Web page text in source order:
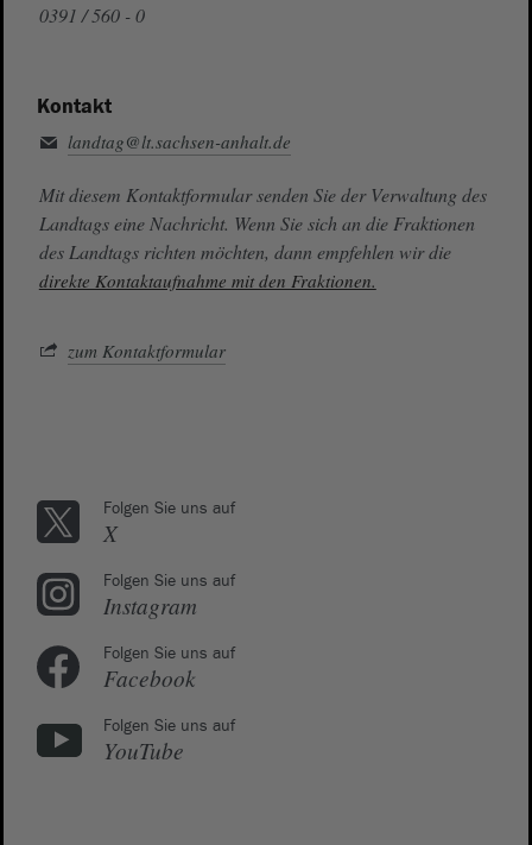
0391 / 560 - 0
Kontakt
landtag@lt.sachsen-anhalt.de
Mit diesem Kontaktformular senden Sie der Verwaltung des
Landtags eine Nachricht. Wenn Sie sich an die Fraktionen
des Landtags richten möchten, dann empfehlen wir die
direkte Kontaktaufnahme mit den Fraktionen.
zum Kontaktformular
Folgen Sie uns auf
X
Folgen Sie uns auf
Instagram
Folgen Sie uns auf
Facebook
Folgen Sie uns auf
YouTube